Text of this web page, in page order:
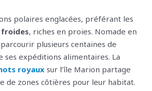
polaires englacées, préférant les
froides, riches en proies. Nomade en
plusieurs centaines de
ses expéditions alimentaires. La
royaux sur l’île Marion partage
de zones côtières pour leur habitat.